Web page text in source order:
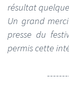
résultat
Un grand
presse du
permis cette